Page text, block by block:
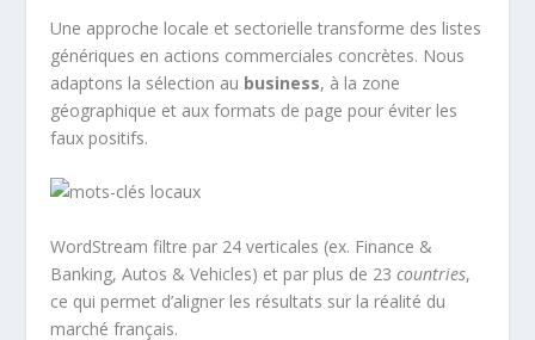
Une approche locale et sectorielle transforme des listes
génériques en actions commerciales concrètes. Nous
adaptons la sélection au business, à la zone
géographique et aux formats de page pour éviter les
faux positifs.
WordStream filtre par 24 verticales (ex. Finance &
Banking, Autos & Vehicles) et par plus de 23countries,
ce qui permet d’aligner les résultats sur la réalité du
marché français.